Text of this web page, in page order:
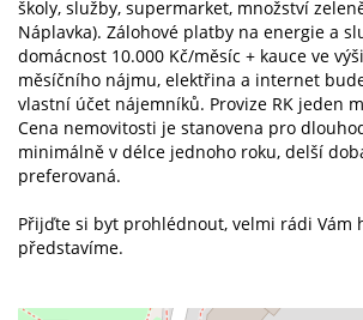
školy, služby, supermarket, množství
Náplavka). Zálohové platby na energie a
domácnost 10.000 Kč/měsíc + kauce ve
měsíčního nájmu, elektřina a internet
vlastní účet nájemníků. Provize RK jeden
Cena nemovitosti je stanovena pro
minimálně v délce jednoho roku, delší
preferovaná.
Přijďte si byt prohlédnout, velmi rádi Vám
představíme.